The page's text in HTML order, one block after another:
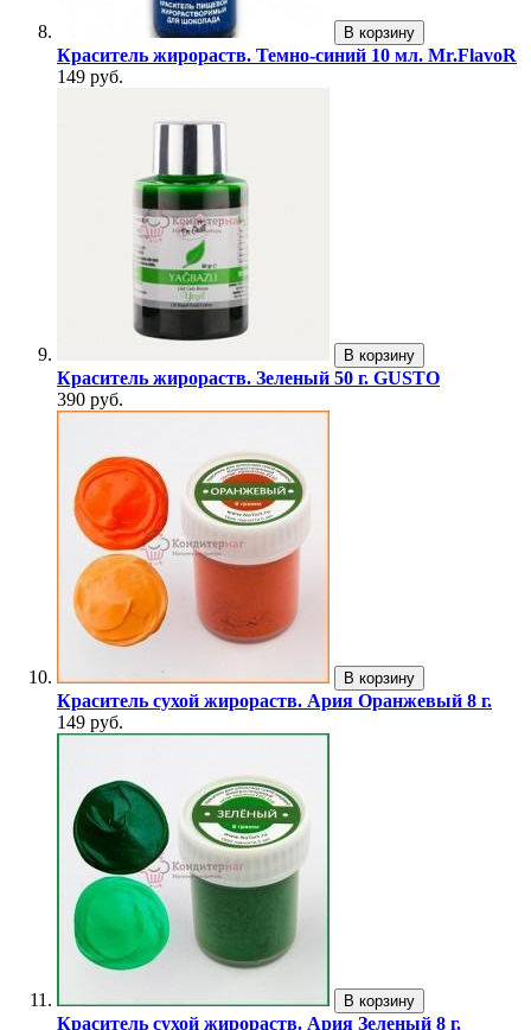
В корзину
Краситель жирораств. Темно-синий 10 мл. Mr.FlavoR
149 руб.
В корзину
Краситель жирораств. Зеленый 50 г. GUSTO
390 руб.
В корзину
Краситель сухой жирораств. Ария Оранжевый 8 г.
149 руб.
В корзину
Краситель сухой жирораств. Ария Зеленый 8 г.